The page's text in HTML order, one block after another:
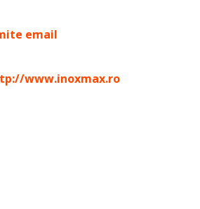
email
www.inoxmax.ro